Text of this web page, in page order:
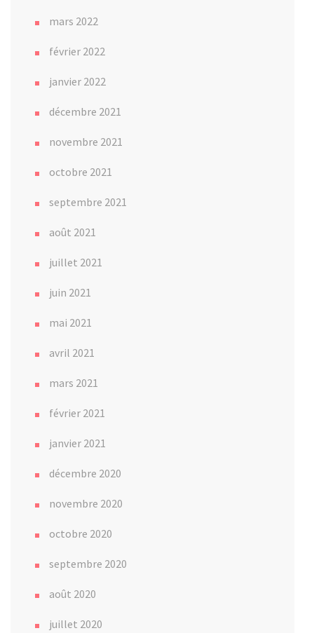
mars 2022
février 2022
janvier 2022
décembre 2021
novembre 2021
octobre 2021
septembre 2021
août 2021
juillet 2021
juin 2021
mai 2021
avril 2021
mars 2021
février 2021
janvier 2021
décembre 2020
novembre 2020
octobre 2020
septembre 2020
août 2020
juillet 2020